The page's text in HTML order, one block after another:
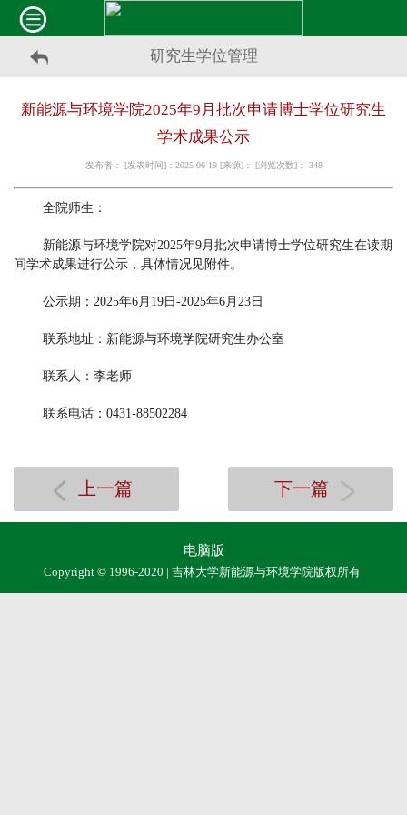
研究生学位管理
新能源与环境学院2025年9月批次申请博士学位研究生
学术成果公示
发布者： [发表时间]：2025-06-19 [来源]： [浏览次数]： 348
全院师生：
新能源与环境学院对2025年9月批次申请博士学位研究生在读期
间学术成果进行公示，具体情况见附件。
公示期：2025年6月19日-2025年6月23日
联系地址：新能源与环境学院研究生办公室
联系人：李老师
联系电话：0431-88502284
上一篇 下一篇
电脑版
Copyright © 1996-2020 | 吉林大学新能源与环境学院版权所有